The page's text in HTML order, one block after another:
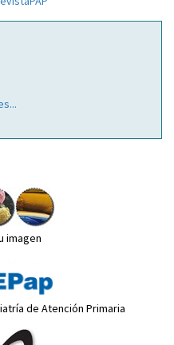
imagen
de Atención Primaria